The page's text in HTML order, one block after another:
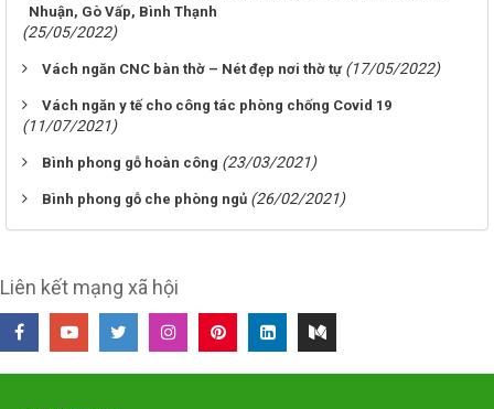
Nhuận, Gò Vấp, Bình Thạnh
(25/05/2022)
Vách ngăn CNC bàn thờ – Nét đẹp nơi thờ tự (17/05/2022)
Vách ngăn y tế cho công tác phòng chống Covid 19
(11/07/2021)
Bình phong gỗ hoàn công (23/03/2021)
Bình phong gỗ che phòng ngủ (26/02/2021)
Liên kết mạng xã hội